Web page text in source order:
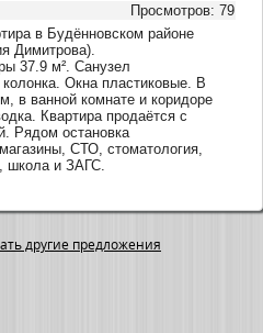
Просмотров: 79
в Будённовском районе
Димитрова).
37.9 м². Санузел
Окна пластиковые. В
в ванной комнате и коридоре
Квартира продаётся с
Рядом остановка
СТО, стоматология,
школа и ЗАГС.
другие предложения